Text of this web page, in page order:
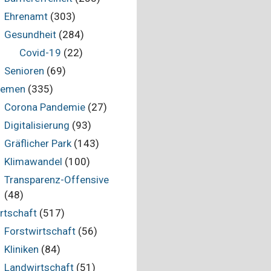
Ehrenamt(303)
Gesundheit(284)
Covid-19 (22)
Senioren (69)
(335)
Corona Pandemie(27)
Digitalisierung (93)
Gräflicher Park(143)
Klimawandel (100)
Transparenz-Offensive
(48)
(517)
Forstwirtschaft(56)
Kliniken (84)
Landwirtschaft(51)